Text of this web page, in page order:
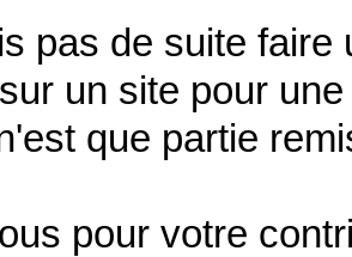
pas de suite faire
un site pour
que partie
pour votre